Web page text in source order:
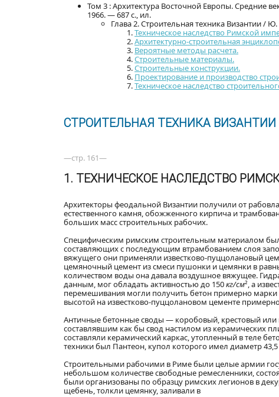
Том 3 : Архитектура Восточной Европы. Средние
1966. — 687 с., ил.
Глава 2. Строительная техника Византии /
Техническое наследство Римской
Архитектурно-строительная
Вероятные методы расчета.
Строительные материалы.
Строительные конструкции.
Проектирование и производство
Техническое наследство
СТРОИТЕЛЬНАЯ ТЕХНИКА ВИЗАНТИИ
—стр. 161—
1. ТЕХНИЧЕСКОЕ НАСЛЕДСТВО
Архитекторы феодальной Византии получили от
естественного камня, обожженного кирпича и
больших масс строительных рабочих.
Специфическим римским строительным материалом
составляющих с последующим втрамбованием слоя
вяжущего они применяли известково-пуццолановый
цемяночный цемент из смеси пушонки и цемянки в
количеством воды она давала воздушное вяжущее.
данным, мог обладать активностью до 150кг/см², а
перемешивания могли получить бетон примерно
высотой на известково-пуццолановом цементе
Античные бетонные своды — коробовый, крестовый или
составлявшим как бы свод настилом из керамических
составляли керамический каркас, утопленный в теле
техники был Пантеон, купол которого имел диаметр 43,5
Строительными рабочими в Риме были целые армии
небольшом количестве свободные ремесленники,
были организованы по образцу римских легионов в
щебень, толкли цемянку, заливали в